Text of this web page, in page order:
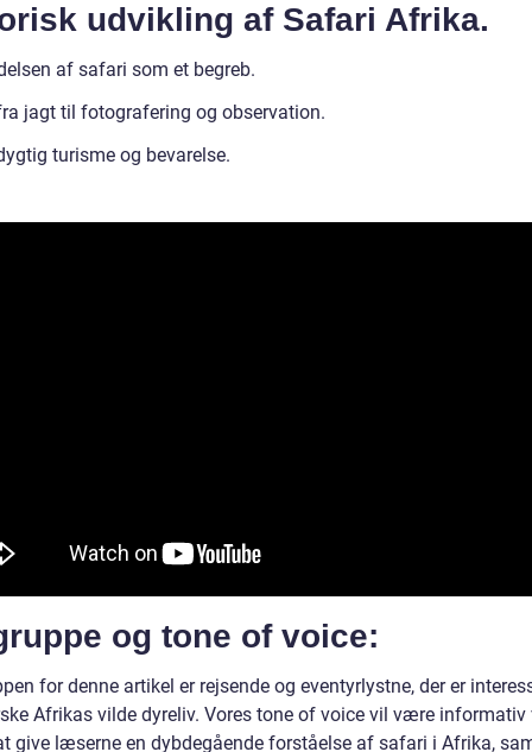
udvikling af Safari Afrika.
af safari som et begreb.
jagt til fotografering og observation.
turisme og bevarelse.
og tone of voice:
for denne artikel er rejsende og eventyrlystne, der er
Afrikas vilde dyreliv. Vores tone of voice vil være informativ
give læserne en dybdegående forståelse af safari i Afrika,